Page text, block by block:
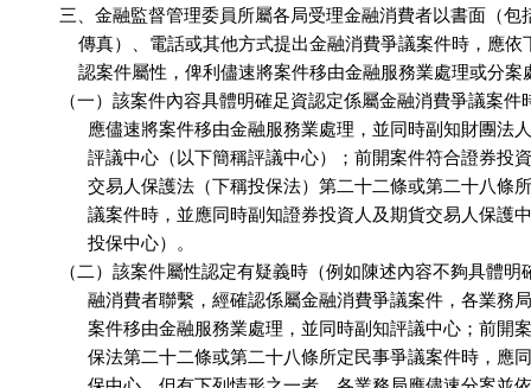
三、金融監督管理委員所屬各局受理金融消費者以書面（
傳真）、電話或其他方式提出金融消費爭議案件時，應
認案件屬性，俾利儘速將案件移由金融服務業處理或分
（一）該案件內容具體明確足資認定係屬金融消費爭議案
應儘速將案件移由金融服務業處理，並同時副知財團法
評議中心（以下簡稱評議中心）；前開案件符合證券投
交易人保護法（下稱投保法）第二十二條或第二十八條
議案件時，並應同時副知證券投資人及期貨交易人保護
                投保中心）。
（二）該案件屬性認定有疑義時（例如陳述內容不夠具體
融消費者聯繫，經確認係屬金融消費爭議案件，各業務
案件移由金融服務業處理，並同時副知評議中心；前開
保法第二十二條或第二十八條所定民事爭議案件時，應